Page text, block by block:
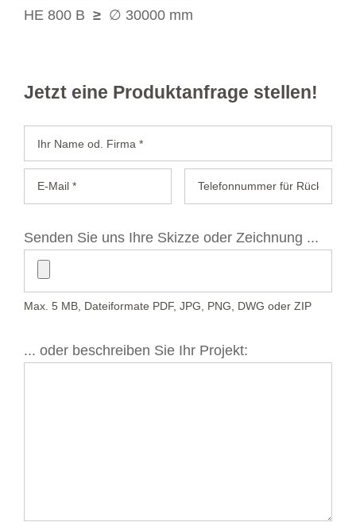
HE 800 B ≥∅ 30000 mm
Jetzt eine Produktanfrage stellen!
Senden Sie uns Ihre Skizze oder Zeichnung ...
Max. 5 MB, Dateiformate PDF, JPG, PNG, DWG oder ZIP
... oder beschreiben Sie Ihr Projekt: